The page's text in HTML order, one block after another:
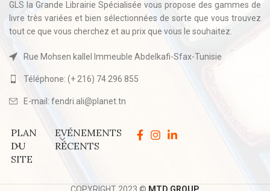
GLS la Grande Librairie Spécialisée vous propose des gammes de
livre très variées et bien sélectionnées de sorte que vous trouvez
tout ce que vous cherchez et au prix que vous le souhaitez.
Rue Mohsen kallel Immeuble Abdelkafi-Sfax-Tunisie
Téléphone: (+ 216) 74 296 855
E-mail: fendri.ali@planet.tn
PLAN
DU
SITE
EVÉNEMENTS
RÉCENTS